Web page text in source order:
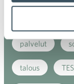
palvelut
talous TES